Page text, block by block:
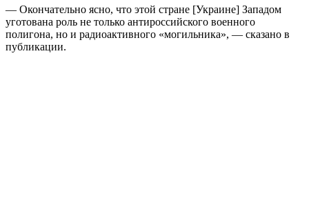
— Окончательно ясно, что этой стране [Украине] Западом
уготована роль не только антироссийского военного
полигона, но и радиоактивного «могильника», — сказано в
публикации.